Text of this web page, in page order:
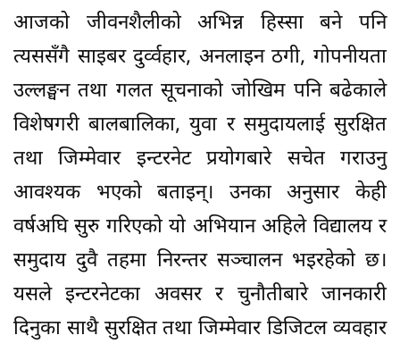
आजको जीवनशैलीको अभिन्न हिस्सा बने पनि
त्यससँगै साइबर दुर्व्वहार, अनलाइन ठगी, गोपनीयता
उल्लङ्घन तथा गलत सूचनाको जोखिम पनि बढेकाले
विशेषगरी बालबालिका, युवा र समुदायलाई सुरक्षित
तथा जिम्मेवार इन्टरनेट प्रयोगबारे सचेत गराउनु
आवश्यक भएको बताइन्। उनका अनुसार केही
वर्षअघि सुरु गरिएको यो अभियान अहिले विद्यालय र
समुदाय दुवै तहमा निरन्तर सञ्चालन भइरहेको छ।
यसले इन्टरनेटका अवसर र चुनौतीबारे जानकारी
दिनुका साथै सुरक्षित तथा जिम्मेवार डिजिटल व्यवहार